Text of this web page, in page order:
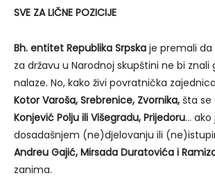
SVE ZA LIČNE POZICIJE
Bh. entitet Republika Srpska je premali da
za državu u Narodnoj skupštini ne bi znali
nalaze. No, kako živi povratnička
Kotor Varoša, Srebrenice, Zvornika, šta se
Konjević Polju ili Višegradu, Prijedoru… ako
dosadašnjem (ne)djelovanju ili
Andreu Gajić, Mirsada Duratovića i
zanima.